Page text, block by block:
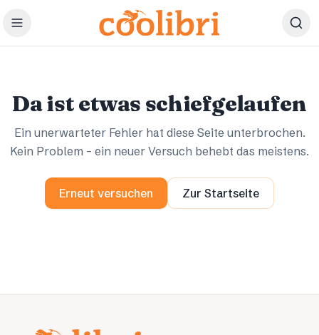
Zum Hauptinhalt springen
Da ist etwas schiefgelaufen
Ein unerwarteter Fehler hat diese Seite unterbrochen.
Kein Problem – ein neuer Versuch behebt das meistens.
Erneut versuchen Zur Startseite